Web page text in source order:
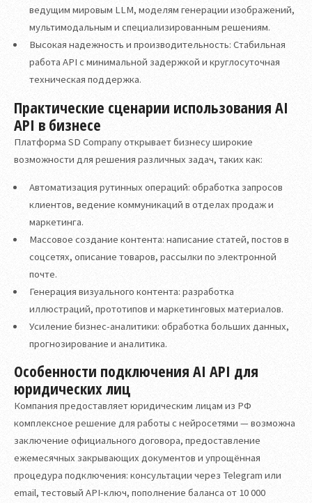
ведущим мировым LLM, моделям генерации изображений,
мультимодальным и специализированным решениям.
Высокая надежность и производительность: Стабильная
работа API с минимальной задержкой и круглосуточная
техническая поддержка.
Практические сценарии использования AI
API в бизнесе
Платформа SD Company открывает бизнесу широкие
возможности для решения различных задач, таких как:
Автоматизация рутинных операций: обработка запросов
клиентов, ведение коммуникаций в отделах продаж и
маркетинга.
Массовое создание контента: написание статей, постов в
соцсетях, описание товаров, рассылки по электронной
почте.
Генерация визуального контента: разработка
иллюстраций, прототипов и маркетинговых материалов.
Усиление бизнес-аналитики: обработка больших данных,
прогнозирование и аналитика.
Особенности подключения AI API для
юридических лиц
Компания предоставляет юридическим лицам из РФ
комплексное решение для работы с нейросетями — возможна
заключение официального договора, предоставление
ежемесячных закрывающих документов и упрощённая
процедура подключения: консультации через Telegram или
email, тестовый API-ключ, пополнение баланса от 10 000